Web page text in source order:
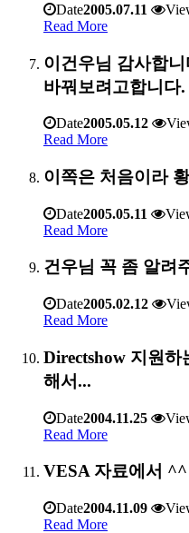
Date2005.07.11
Read More
이건우님 감사합
바꿔보려고합니다.
Date2005.05.12
Read More
이쪽은 처음이라
Date2005.05.11
Read More
건우님 꼭 좀 알려
Date2005.02.12
Read More
Directshow 지원하
해서...
Date2004.11.25
Read More
VESA 자료에서 ^^
Date2004.11.09
Read More